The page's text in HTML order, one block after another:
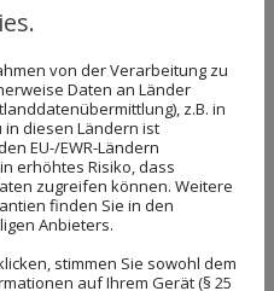
eingewilligt
personenbezogenen
6 Abs. 1 lit. a DS-
a DS-GVO, sofern
nach Art. 9 Abs. 1
Im Falle einer
von der Verarbeitung zu
Daten an Länder
z.B. in
in diesen Ländern ist
EU-/EWR-Ländern
erhöhtes Risiko, dass
zugreifen können. Weitere
finden Sie in den
Anbieters.
stimmen Sie sowohl dem
auf Ihrem Gerät (§ 25